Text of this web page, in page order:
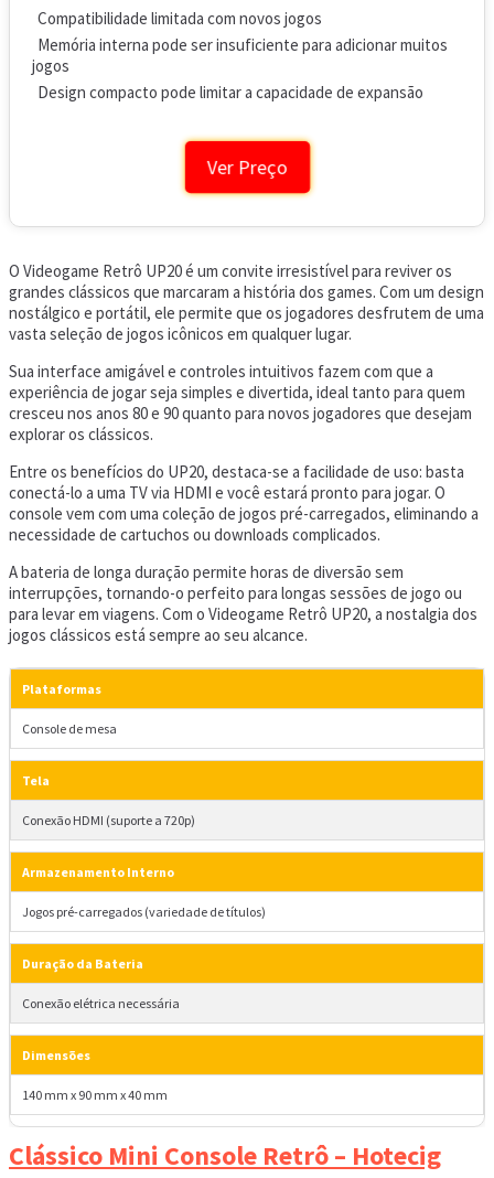
Compatibilidade limitada com novos jogos
Memória interna pode ser insuficiente para adicionar muitos
jogos
Design compacto pode limitar a capacidade de expansão
Ver Preço
O Videogame Retrô UP20 é um convite irresistível para reviver os
grandes clássicos que marcaram a história dos games. Com um design
nostálgico e portátil, ele permite que os jogadores desfrutem de uma
vasta seleção de jogos icônicos em qualquer lugar.
Sua interface amigável e controles intuitivos fazem com que a
experiência de jogar seja simples e divertida, ideal tanto para quem
cresceu nos anos 80 e 90 quanto para novos jogadores que desejam
explorar os clássicos.
Entre os benefícios do UP20, destaca-se a facilidade de uso: basta
conectá-lo a uma TV via HDMI e você estará pronto para jogar. O
console vem com uma coleção de jogos pré-carregados, eliminando a
necessidade de cartuchos ou downloads complicados.
A bateria de longa duração permite horas de diversão sem
interrupções, tornando-o perfeito para longas sessões de jogo ou
para levar em viagens. Com o Videogame Retrô UP20, a nostalgia dos
jogos clássicos está sempre ao seu alcance.
Plataformas
Console de mesa
Tela
Conexão HDMI (suporte a 720p)
Armazenamento Interno
Jogos pré-carregados (variedade de títulos)
Duração da Bateria
Conexão elétrica necessária
Dimensões
140 mm x 90 mm x 40 mm
Clássico Mini Console Retrô – Hotecig